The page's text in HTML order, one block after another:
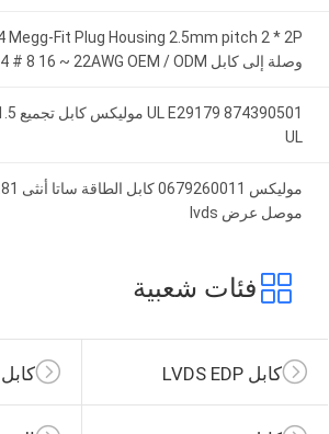
Megg-Fit Plug Housing 2.5mm pitch 2 * 2P
وصلة إلى كابل KT SVL1.25-4 # 8 16 ~ 22AWG OEM / ODM
UL
موصل عرض lvds
فئات شعبية
كابل LVDS EDP